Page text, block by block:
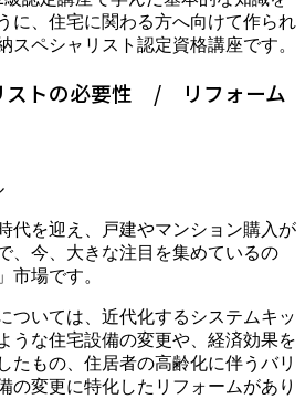
に、住宅に関わる方へ向けて作られ
スペシャリスト認定資格講座です。
ストの必要性 / リフォーム
代を迎え、戸建やマンション購入が
、今、大きな注目を集めているの
市場です。
ついては、近代化するシステムキッ
うな住宅設備の変更や、経済効果を
たもの、住居者の高齢化に伴うバリ
の変更に特化したリフォームがあり